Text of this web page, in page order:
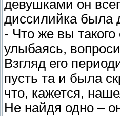
девушками он
диссилийка была
- Что же вы такого
улыбаясь,
Взгляд его
пусть та и была
что, кажется,
Не найдя одно –